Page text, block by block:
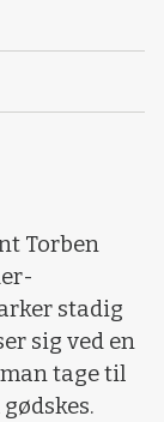
Torben
stadig
sig ved en
tage til